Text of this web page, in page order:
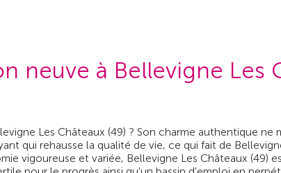
neuve à Bellevigne Les
Les Châteaux (49) ? Son charme authentique ne
qui rehausse la qualité de vie, ce qui fait de
vigoureuse et variée, Bellevigne Les Châteaux (49)